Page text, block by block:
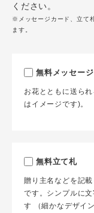
ください。
※メッセージカード、立て
ます。
無料メッセー
お花とともに送ら
はイメージです)。
無料立て札
贈り主名などを記
です。シンプルに
す （細かなデザイ